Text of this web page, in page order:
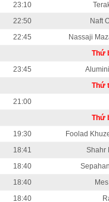
23:10
22:50
Naft
22:45
Nassaji
Thứ
23:45
Thứ
21:00
Thứ
19:30
Foolad
18:41
Shahr
18:40
18:40
18:40